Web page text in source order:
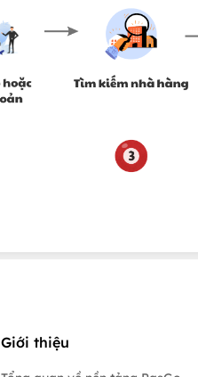
Giới thiệu